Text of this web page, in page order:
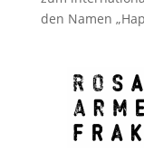
den Namen